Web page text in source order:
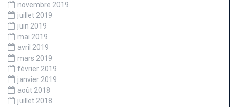
novembre 2019
juillet 2019
juin 2019
mai 2019
avril 2019
mars 2019
février 2019
janvier 2019
août 2018
juillet 2018